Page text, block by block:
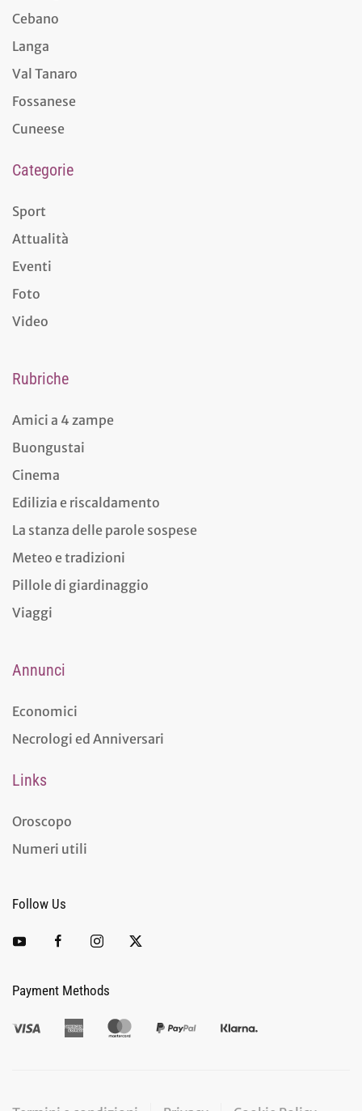
Cebano
Langa
Val Tanaro
Fossanese
Cuneese
Categorie
Sport
Attualità
Eventi
Foto
Video
Rubriche
Amici a 4 zampe
Buongustai
Cinema
Edilizia e riscaldamento
La stanza delle parole sospese
Meteo e tradizioni
Pillole di giardinaggio
Viaggi
Annunci
Economici
Necrologi ed Anniversari
Links
Oroscopo
Numeri utili
Follow Us
Payment Methods